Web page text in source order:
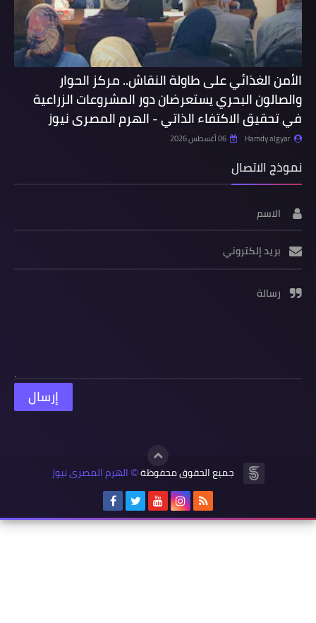
الأمن الغذائي على طاولة النقاش.. مركز الحوار
والصالون البحري يستعرضان دور المشروعات الزراعية
في تحقيق الاكتفاء الذاتي - الهرم المصرى نيوز
Hamdy algyar 06 أغسطس 2026
نموذج الاتصال
الاسم
بريد إلكتروني
رسالة
جميع الحقوق محفوظة© الهرم المصرى نيوز